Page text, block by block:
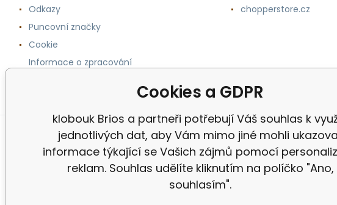
Odkazy
Puncovní značky
Cookie
Informace o zpracování
chopperstore.cz
Cookies a GDPR
klobouk Brios a partneři potřebují Váš souhlas k
jednotlivých dat, aby Vám mimo jiné mohli
informace týkající se Vašich zájmů pomocí
reklam. Souhlas udělíte kliknutím na políčko "Ano,
souhlasím".